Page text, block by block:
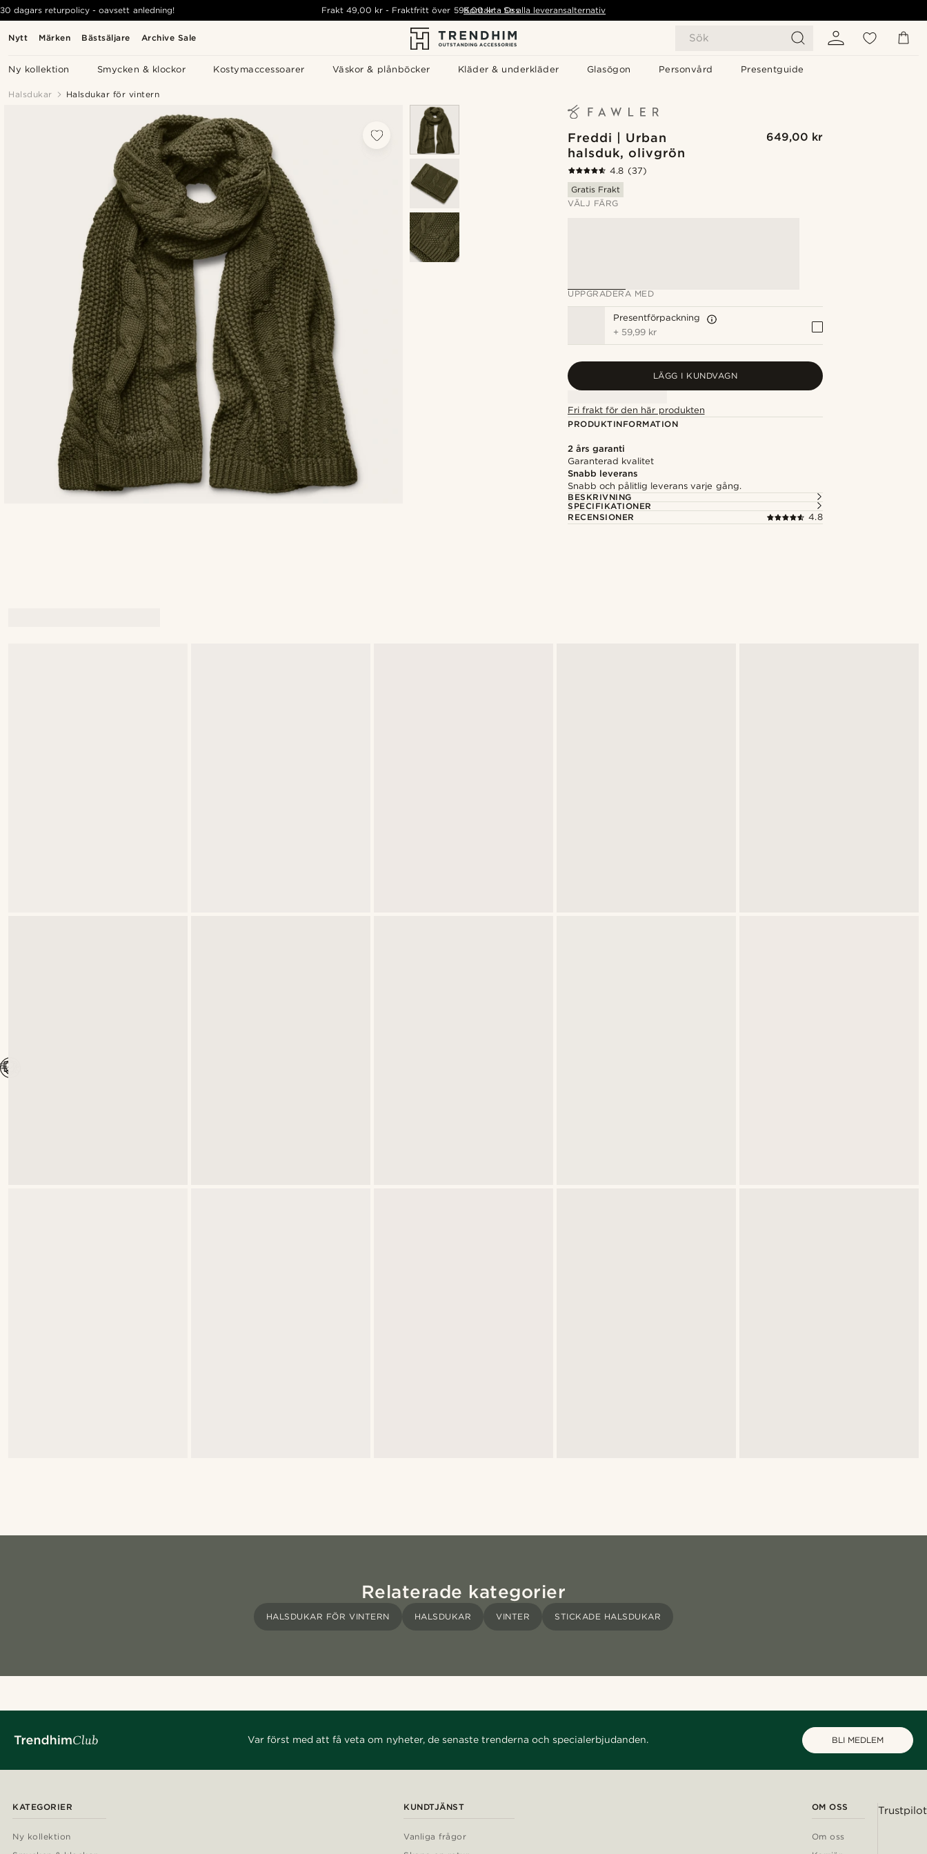
Nytt Märken Bästsäljare Archive Sale Sök
Ny kollektion Smycken & klockor Kostymaccessoarer Väskor & plånböcker Kläder & underkläder Glasögon Personvård Presentguide
30 dagars returpolicy - oavsett anledning! Frakt49,00 kr - Fraktfritt över 595,00 kr - Se alla leveransalternativ
Kontakta Oss
Halsdukar Halsdukar för vintern
Freddi | Urban
halsduk, olivgrön
649,00 kr
4.8 (37)
Gratis Frakt
VÄLJ FÄRG
UPPGRADERA MED
Presentförpackning
+ 59,99 kr
LÄGG I KUNDVAGN
Fri frakt för den här produkten
PRODUKTINFORMATION
2 års garanti
Garanterad kvalitet
Snabb leverans
Snabb och pålitlig leverans varje gång.
BESKRIVNING
SPECIFIKATIONER
RECENSIONER
4.8
Relaterade kategorier
HALSDUKAR FÖR VINTERN HALSDUKAR VINTER STICKADE HALSDUKAR
Var först med att få veta om nyheter, de senaste trenderna och specialerbjudanden. BLI MEDLEM
KATEGORIER
Ny kollektion
KUNDTJÄNST
Vanliga frågor
OM OSS
Om oss
Trustpilot